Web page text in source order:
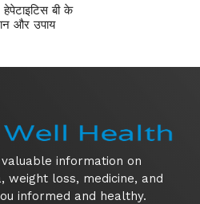
बी के
और उपाय
information on
weight loss, medicine, and
informed and healthy.